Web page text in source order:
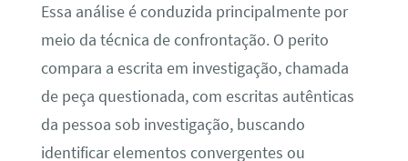
Essa análise é conduzida principalmente por
meio da técnica de confrontação. O perito
compara a escrita em investigação, chamada
de peça questionada, com escritas autênticas
da pessoa sob investigação, buscando
identificar elementos convergentes ou